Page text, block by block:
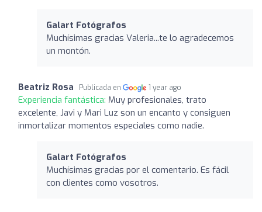
Galart Fotógrafos
Muchísimas gracias Valeria...te lo agradecemos
un montón.
Beatriz Rosa Publicada en 1 year ago
Experiencia fantástica: Muy profesionales, trato
excelente, Javi y Mari Luz son un encanto y consiguen
inmortalizar momentos especiales como nadie.
Galart Fotógrafos
Muchísimas gracias por el comentario. Es fácil
con clientes como vosotros.